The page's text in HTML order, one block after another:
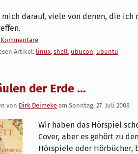
mich darauf, viele von denen, die
Kommentare
Artikel: linux, shell, ubucon, ubuntu
der Erde ...
von Dirk Deimeke am Sonntag, 27. Juli 2008
Wir haben das Hörspiel
Cover, aber es gehört zu
Hörspiele oder